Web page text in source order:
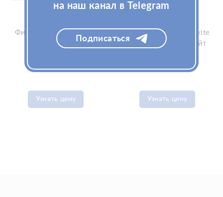
Филлер Sardenya Deep
lidocaine 1x1,1мл
Узнать цену
Биоревитализант Invite
Fibroface 5мл (Инвайт
Узнать цену
на наш канал в Telegram
Подписаться